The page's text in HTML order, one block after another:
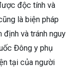
độc tính và
là biện pháp
định và tránh nguy
Đông y phụ
tại của người